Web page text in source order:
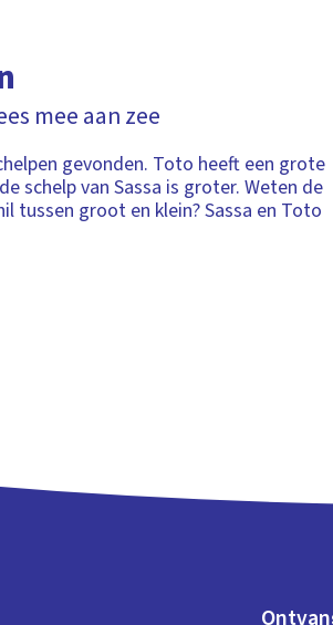
mee aan zee
gevonden. Toto heeft een grote
schelp van Sassa is groter. Weten de
tussen groot en klein? Sassa en Toto